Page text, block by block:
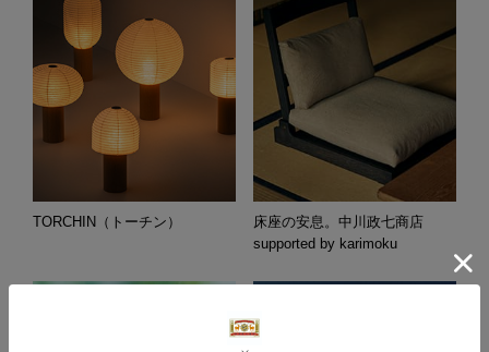
TORCHIN（トーチン）
床座の安息。中川政七商店
supported by karimoku